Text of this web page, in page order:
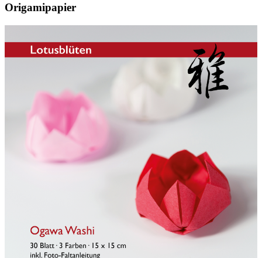
Origamipapier